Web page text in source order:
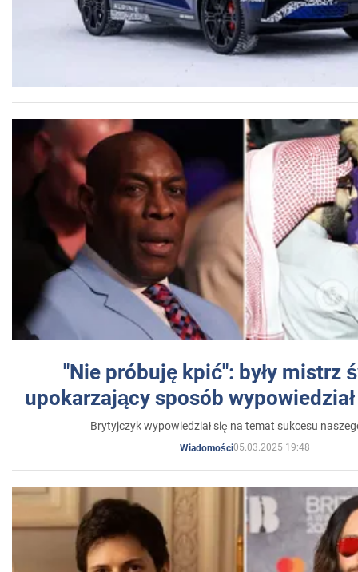
"Nie próbuję kpić": były mistrz
upokarzający sposób
Brytyjczyk wypowiedział się na temat sukcesu
Wiadomości05.03.2025 19:48